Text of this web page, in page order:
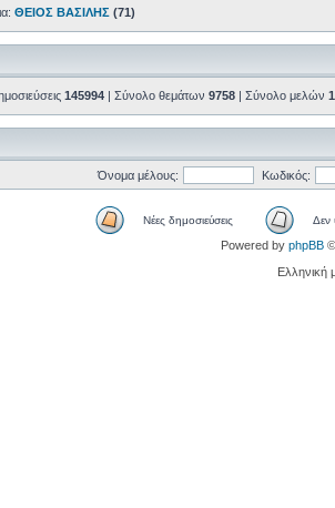
ΘΕΙΟΣ ΒΑΣΙΛΗΣ (71)
145994 | Σύνολο θεμάτων 9758 | Σύνολο μελών
Όνομα μέλους: Κωδικός:
Νέες δημοσιεύσεις Δεν
Powered by phpBB
Ελληνική